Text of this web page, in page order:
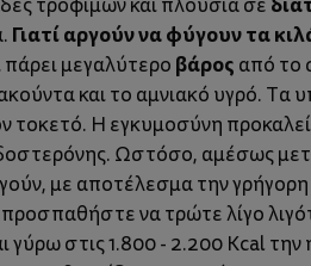
τροφίμων και πλούσια σε
Γιατί αργούν να φύγουν τα
πάρει μεγαλύτερο βάρος από το
και το αμνιακό υγρό. Τα
τοκετό. Η εγκυμοσύνη
Ωστόσο, αμέσως
με αποτέλεσμα την γρήγορη
να τρώτε λίγο
γύρω στις 1.800 - 2.200 Kcal την